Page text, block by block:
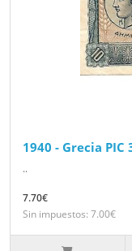
1940 - Grecia
..
7.70€
Sin impuestos: 7.00€